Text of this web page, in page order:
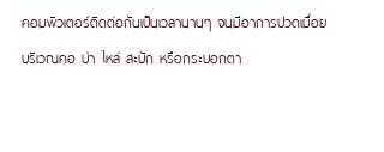
คอมพิวเตอร์ติดต่อกันเป็นเวลานานๆ จนมีอาการปวดเมื่อย
บริเวณคอ บ่า ไหล่ สะบัก หรือกระบอกตา